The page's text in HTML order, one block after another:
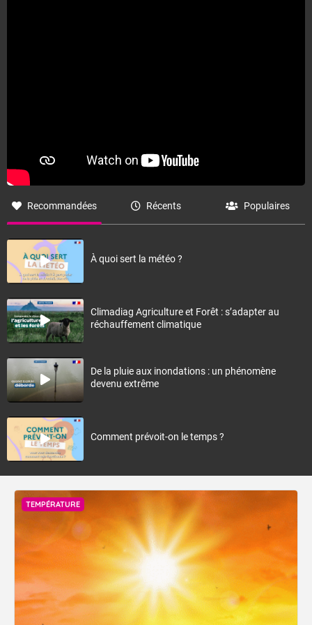
Recommandées Récents Populaires
À quoi sert la météo ?
Climadiag Agriculture et Forêt : s’adapter au
réchauffement climatique
De la pluie aux inondations : un phénomène
devenu extrême
Comment prévoit-on le temps ?
TEMPÉRATURE